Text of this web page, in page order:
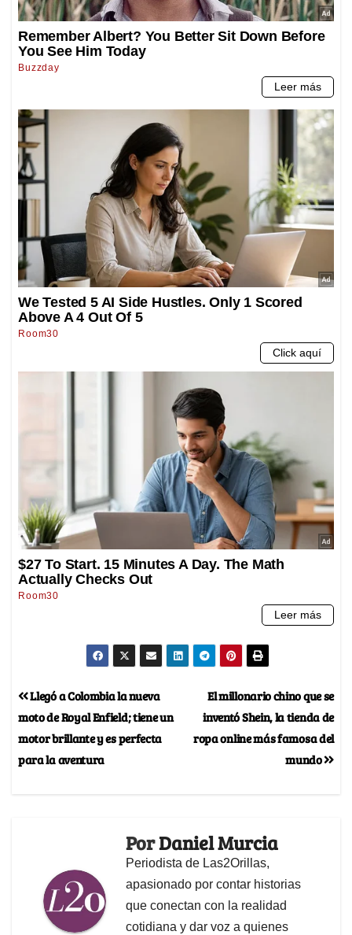
El millonario chino que se
inventó Shein, la tienda de
ropa online más famosa del
mundo
Llegó a Colombia la nueva
moto de Royal Enfield; tiene un
motor brillante y es perfecta
para la aventura
PorDaniel Murcia
Periodista de Las2Orillas,
apasionado por contar historias
que conectan con la realidad
cotidiana y dar voz a quienes